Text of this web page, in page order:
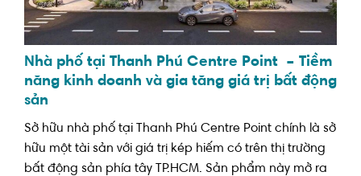
Nhà phố tại Thanh Phú Centre Point – Tiềm
năng kinh doanh và gia tăng giá trị bất động
sản
Sở hữu nhà phố tại Thanh Phú Centre Point chính là sở
hữu một tài sản với giá trị kép hiếm có trên thị trường
bất động sản phía tây TP.HCM. Sản phẩm này mở ra